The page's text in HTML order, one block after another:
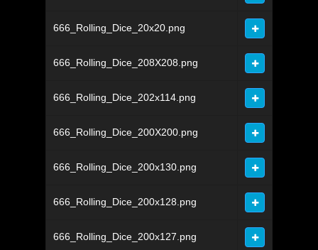
666_Rolling_Dice_20x20.png
666_Rolling_Dice_208X208.png
666_Rolling_Dice_202x114.png
666_Rolling_Dice_200X200.png
666_Rolling_Dice_200x130.png
666_Rolling_Dice_200x128.png
666_Rolling_Dice_200x127.png